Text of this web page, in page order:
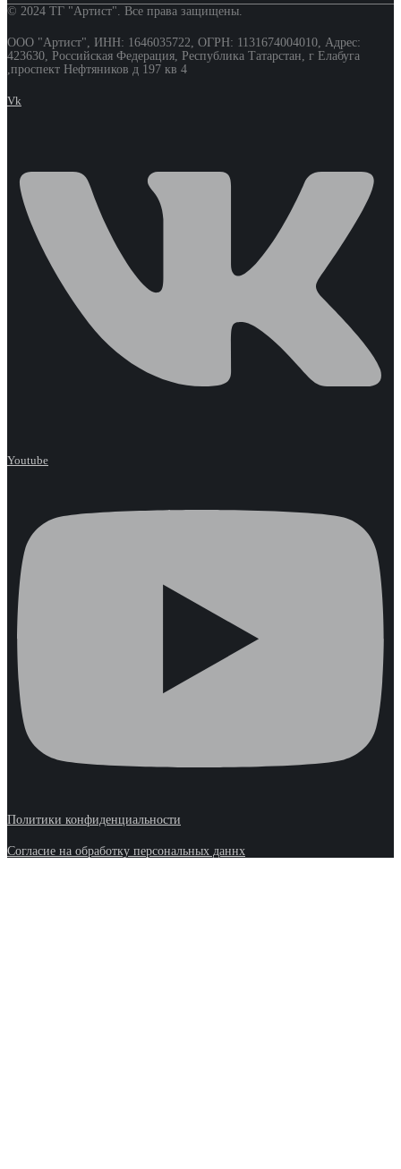
© 2024 ТГ "Артист". Все права защищены.
ООО "Артист", ИНН: 1646035722, ОГРН: 1131674004010, Адрес:
423630, Российская Федерация, Республика Татарстан, г Елабуга
,проспект Нефтяников д 197 кв 4
Vk
Youtube
Политики конфиденциальности
Согласие на обработку персональных даннх